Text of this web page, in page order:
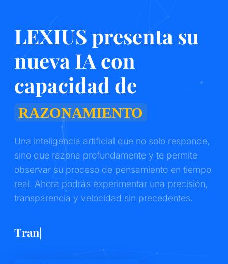
LEXIUS presenta su
nueva IA con
capacidad de
RAZONAMIENTO
Una inteligencia artificial que no solo responde,
sino que razona profundamente y te permite
observar su proceso de pensamiento en tiempo
real. Ahora podrás experimentar una precisión,
transparencia y velocidad sin precedentes.
Transparencia Total